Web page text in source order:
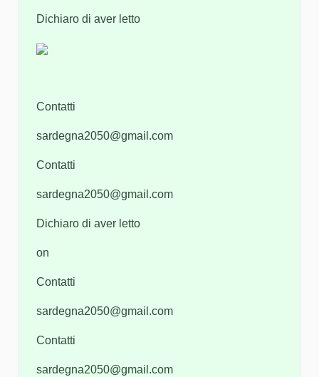
Dichiaro di aver letto
Contatti
sardegna2050@gmail.com
Contatti
sardegna2050@gmail.com
Dichiaro di aver letto
on
Contatti
sardegna2050@gmail.com
Contatti
sardegna2050@gmail.com